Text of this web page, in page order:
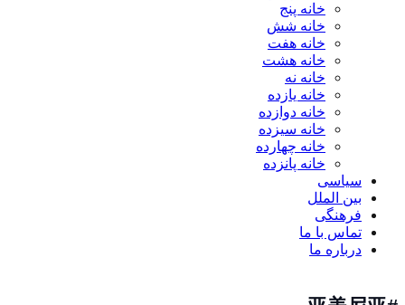
خانه پنج
خانه شش
خانه هفت
خانه هشت
خانه نه
خانه یازده
خانه دوازده
خانه سیزده
خانه چهارده
خانه پانزده
سیاسی
بین الملل
فرهنگی
تماس با ما
درباره ما